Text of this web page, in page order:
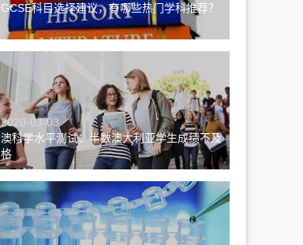
GCSE科目选择建议，有哪些热门学科推荐？
2020-03-03
澳科学水平测试：半数澳大利亚学生成绩不及
格